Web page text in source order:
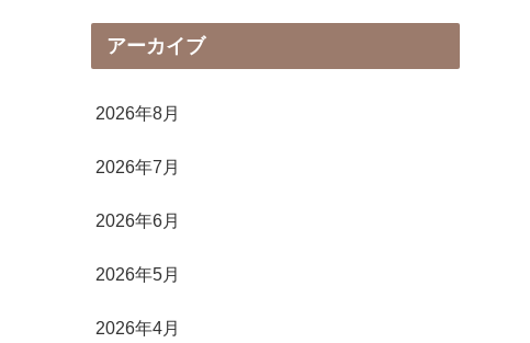
アーカイブ
2026年8月
2026年7月
2026年6月
2026年5月
2026年4月